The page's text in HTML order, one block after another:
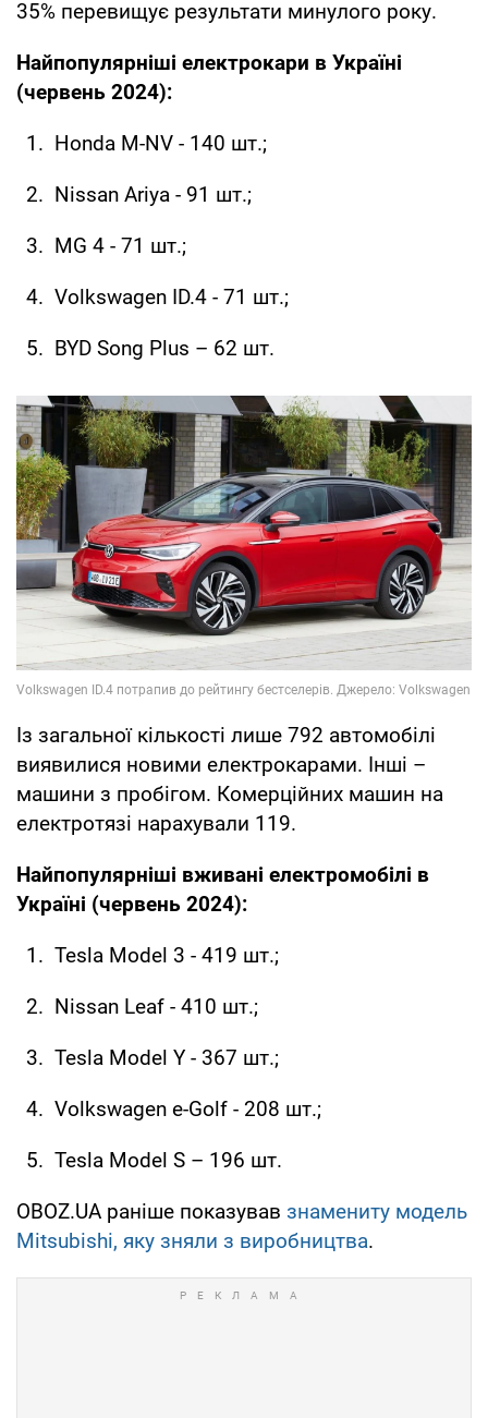
35% перевищує результати минулого року.
Найпопулярніші електрокари в Україні
(червень 2024):
Honda M-NV - 140 шт.;
Nissan Ariya - 91 шт.;
MG 4 - 71 шт.;
Volkswagen ID.4 - 71 шт.;
BYD Song Plus – 62 шт.
Із загальної кількості лише 792 автомобілі
виявилися новими електрокарами. Інші –
машини з пробігом. Комерційних машин на
електротязі нарахували 119.
Найпопулярніші вживані електромобілі в
Україні (червень 2024):
Tesla Model 3 - 419 шт.;
Nissan Leaf - 410 шт.;
Tesla Model Y - 367 шт.;
Volkswagen e-Golf - 208 шт.;
Tesla Model S – 196 шт.
OBOZ.UA раніше показував знамениту модель
Mitsubishi, яку зняли з виробництва.